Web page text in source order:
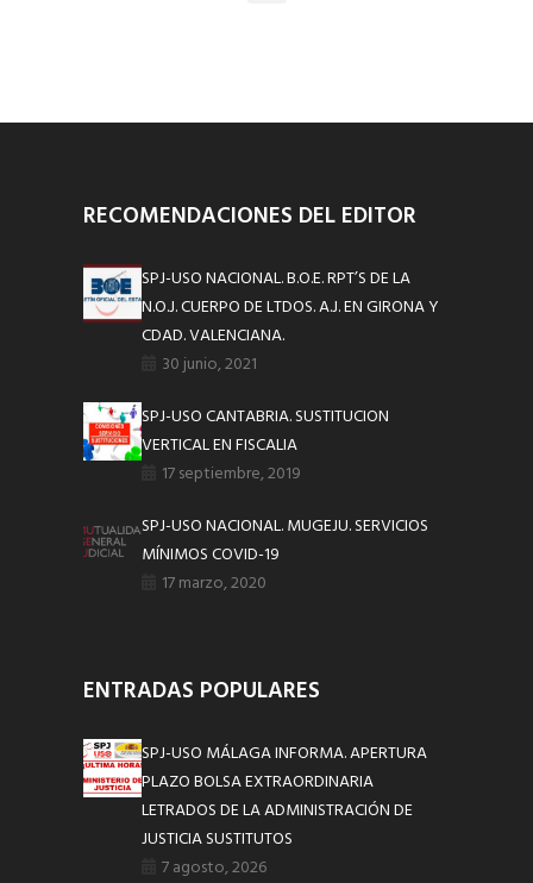
RECOMENDACIONES DEL EDITOR
SPJ-USO NACIONAL. B.O.E. RPT’S DE LA
N.O.J. CUERPO DE LTDOS. A.J. EN GIRONA Y
CDAD. VALENCIANA.
30 junio, 2021
SPJ-USO CANTABRIA. SUSTITUCION
VERTICAL EN FISCALIA
17 septiembre, 2019
SPJ-USO NACIONAL. MUGEJU. SERVICIOS
MÍNIMOS COVID-19
17 marzo, 2020
ENTRADAS POPULARES
SPJ-USO MÁLAGA INFORMA. APERTURA
PLAZO BOLSA EXTRAORDINARIA
LETRADOS DE LA ADMINISTRACIÓN DE
JUSTICIA SUSTITUTOS
7 agosto, 2026